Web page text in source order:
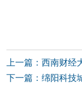
下一篇：绵阳科技